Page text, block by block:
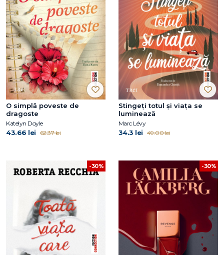
O simplă poveste de
dragoste
Katelyn Doyle
43.66 lei 62.37 lei
Stingeți totul și viața se
luminează
Marc Lévy
34.3 lei 49.00 lei
-30% -30%